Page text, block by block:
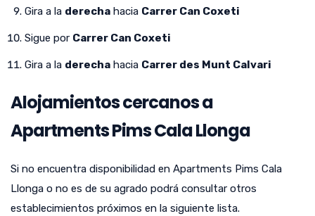
Gira a la derecha hacia Carrer Can Coxeti
Sigue por Carrer Can Coxeti
Gira a la derecha hacia Carrer des Munt Calvari
Alojamientos cercanos a
Apartments Pims Cala Llonga
Si no encuentra disponibilidad en Apartments Pims Cala
Llonga o no es de su agrado podrá consultar otros
establecimientos próximos en la siguiente lista.